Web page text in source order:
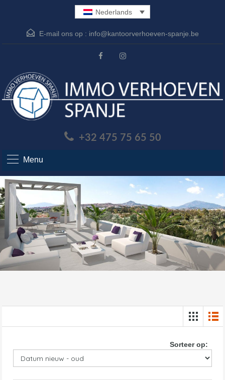
Nederlands
E-mail ons op : info@kantoorverhoeven-spanje.be
+32 475 75 65 50
Menu
Sorteer op: